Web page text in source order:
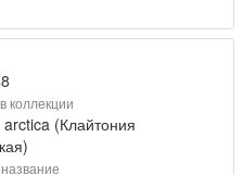
коллекции
(Клайтония